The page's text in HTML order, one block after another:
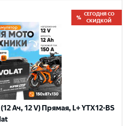
СЕГОДНЯ СО
СКИДКОЙ
Ач, 12 V) Прямая, L+ YTX12-BS